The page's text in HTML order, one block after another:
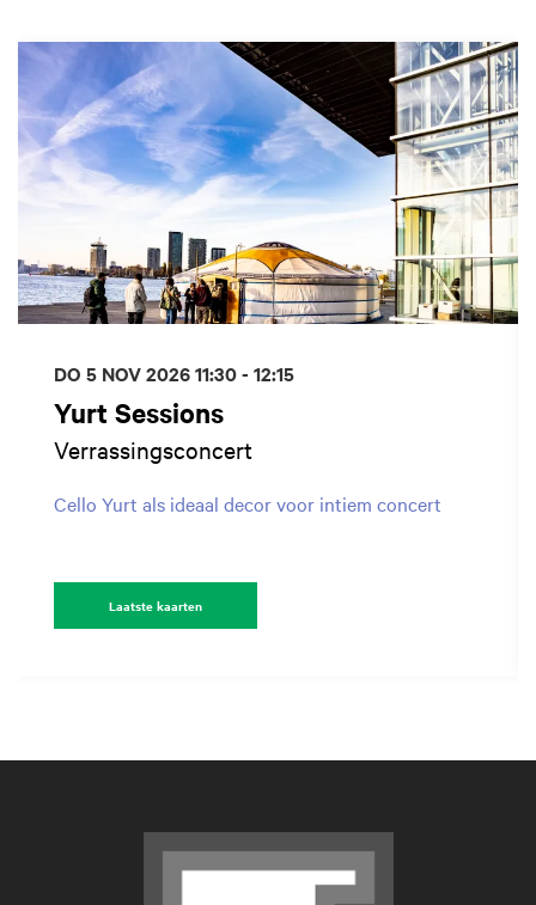
Yurt Sessions
Verrassingsconcert
Cello Yurt als ideaal decor voor intiem concert
DO 5 NOV 202611:30 - 12:15
Laatste kaarten